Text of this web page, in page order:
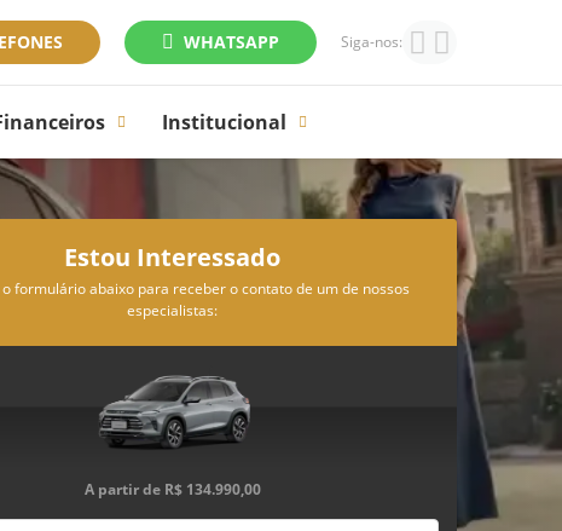
WHATSAPP Siga-nos:
Institucional
Estou Interessado
o formulário abaixo para receber o contato de um de nossos
especialistas:
A partir de R$ 134.990,00